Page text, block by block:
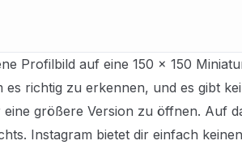
Profilbild auf eine 150 × 150
richtig zu erkennen, und es gibt
größere Version zu öffnen. Auf
Instagram bietet dir einfach